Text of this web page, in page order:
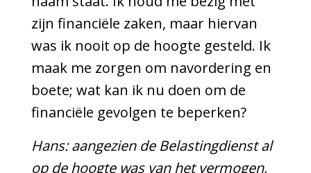
zijn financiële zaken, maar hiervan
was ik nooit op de hoogte gesteld. Ik
maak me zorgen om navordering en
boete; wat kan ik nu doen om de
financiële gevolgen te beperken?
Hans: aangezien de Belastingdienst al
op de hoogte was van het vermogen,